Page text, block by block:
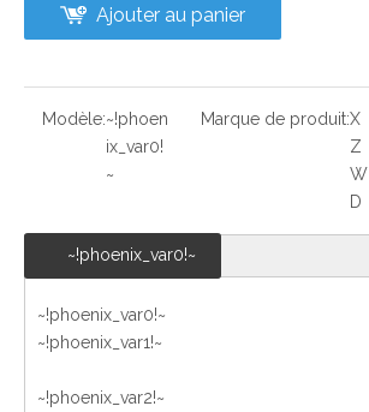
Ajouter au panier
Modèle:~!phoen
ix_var0!
~
Marque de produit:X
Z
W
D
~!phoenix_var0!~
~!phoenix_var0!~
~!phoenix_var1!~
~!phoenix_var2!~